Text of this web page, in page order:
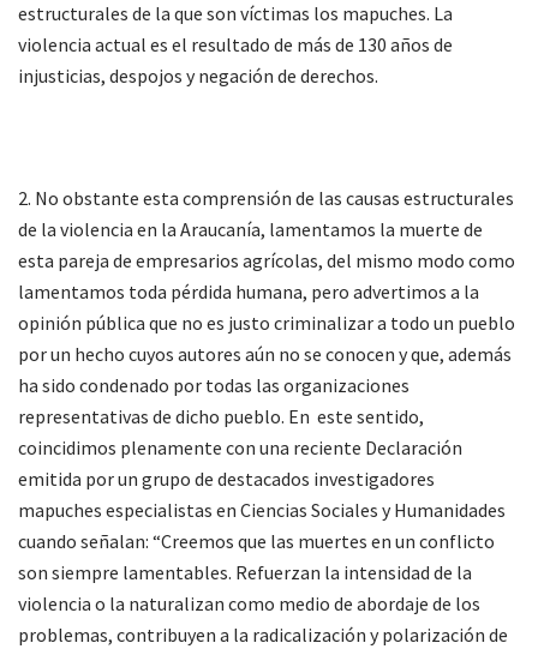
estructurales de la que son víctimas los mapuches. La
violencia actual es el resultado de más de 130 años de
injusticias, despojos y negación de derechos.
2. No obstante esta comprensión de las causas estructurales
de la violencia en la Araucanía, lamentamos la muerte de
esta pareja de empresarios agrícolas, del mismo modo como
lamentamos toda pérdida humana, pero advertimos a la
opinión pública que no es justo criminalizar a todo un pueblo
por un hecho cuyos autores aún no se conocen y que, además
ha sido condenado por todas las organizaciones
representativas de dicho pueblo. En este sentido,
coincidimos plenamente con una reciente Declaración
emitida por un grupo de destacados investigadores
mapuches especialistas en Ciencias Sociales y Humanidades
cuando señalan: “Creemos que las muertes en un conflicto
son siempre lamentables. Refuerzan la intensidad de la
violencia o la naturalizan como medio de abordaje de los
problemas, contribuyen a la radicalización y polarización de